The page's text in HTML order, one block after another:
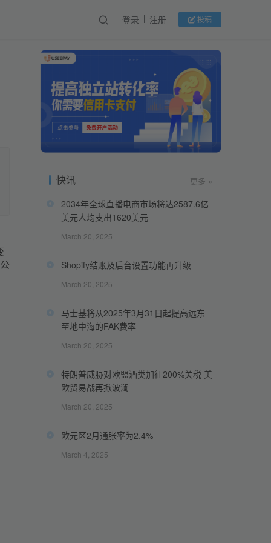
登录 注册 投稿
快讯 更多 »
2034年全球直播电商市场将达2587.6亿
美元人均支出1620美元
March 20, 2025
Shopify结账及后台设置功能再升级
March 20, 2025
马士基将从2025年3月31日起提高远东
至地中海的FAK费率
March 20, 2025
特朗普威胁对欧盟酒类加征200%关税 美
欧贸易战再掀波澜
March 20, 2025
欧元区2月通胀率为2.4%
March 4, 2025